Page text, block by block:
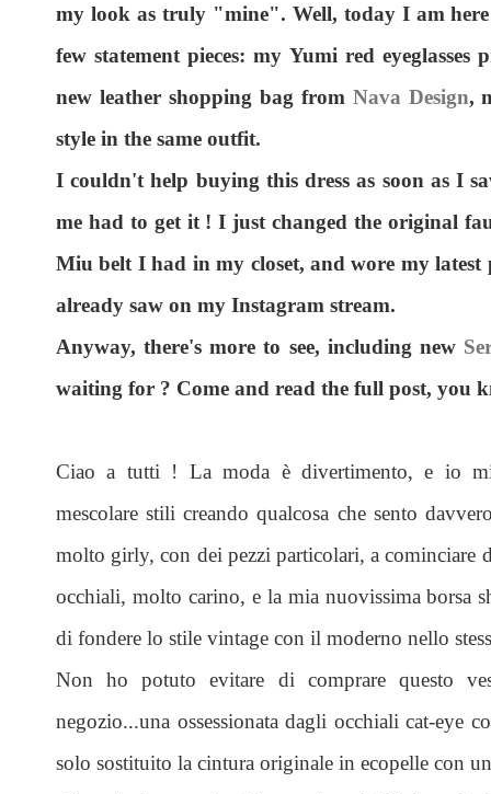
my look as truly "mine". Well, today I am
few statement pieces: my Yumi red
new leather shopping bag from Nava Design,
style in the same outfit.
I couldn't help buying this dress as soon as I
me had to get it ! I just changed the original
Miu belt I had in my closet, and wore my latest
already saw on my Instagram stream.
Anyway, there's more to see, including new
waiting for ? Come and read the full post, you
Ciao a tutti ! La moda è divertimento, e io mi
mescolare stili creando qualcosa che sento
molto girly, con dei pezzi particolari, a cominciare
occhiali, molto carino, e la mia nuovissima borsa
di fondere lo stile vintage con il moderno nello
Non ho potuto evitare di comprare questo
negozio...una ossessionata dagli occhiali cat-eye
solo sostituito la cintura originale in ecopelle con